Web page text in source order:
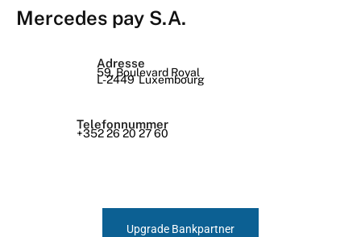
Mercedes pay S.A.
Adresse
59, Boulevard Royal
L-2449 Luxembourg
Telefonnummer
+352 26 20 27 60
Upgrade Bankpartner